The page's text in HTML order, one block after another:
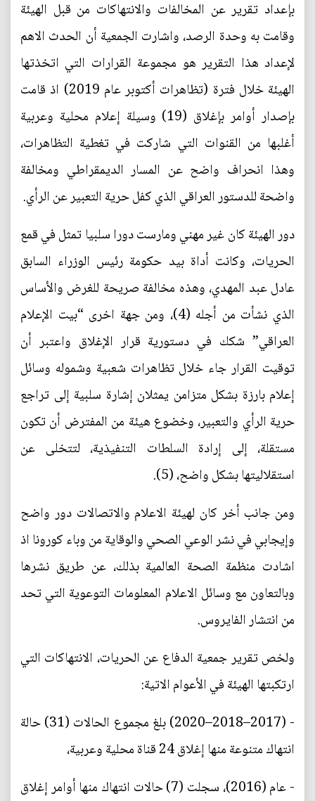
بإعداد تقرير عن المخالفات والانتهاكات من قبل الهيئة
وقامت به وحدة الرصد، واشارت الجمعية أن الحدث الاهم
لإعداد هذا التقرير هو مجموعة القرارات التي اتخذتها
الهيئة خلال فترة (تظاهرات أكتوبر عام 2019) اذ قامت
بإصدار أوامر بإغلاق (19) وسيلة إعلام محلية وعربية
أغلبها من القنوات التي شاركت في تغطية التظاهرات،
وهذا انحراف واضح عن المسار الديمقراطي ومخالفة
واضحة للدستور العراقي الذي كفل حرية التعبير عن الرأي.
دور الهيئة كان غير مهني ومارست دورا سلبيا تمثل في قمع
الحريات، وكانت أداة بيد حكومة رئيس الوزراء السابق
عادل عبد المهدي، وهذه مخالفة صريحة للغرض والأساس
الذي نشأت من أجله (4)، ومن جهة اخرى “بيت الإعلام
العراقي” شكك في دستورية قرار الإغلاق واعتبر أن
توقيت القرار جاء خلال تظاهرات شعبية وشموله وسائل
إعلام بارزة بشكل متزامن يمثلان إشارة سلبية إلى تراجع
حرية الرأي والتعبير، وخضوع هيئة من المفترض أن تكون
مستقلة، إلى إرادة السلطات التنفيذية، لتتخلى عن
استقلاليتها بشكل واضح، (5).
ومن جانب أخر كان لهيئة الاعلام والاتصالات دور واضح
وإيجابي في نشر الوعي الصحي والوقاية من وباء كورونا اذ
اشادت منظمة الصحة العالمية بذلك، عن طريق نشرها
وبالتعاون مع وسائل الاعلام المعلومات التوعوية التي تحد
من انتشار الفايروس.
ولخص تقرير جمعية الدفاع عن الحريات، الانتهاكات التي
ارتكبتها الهيئة في الأعوام الاتية:
- (2017–2018–2020) بلغ مجموع الحالات (31) حالة
انتهاك متنوعة منها إغلاق 24 قناة محلية وعربية،
- عام (2016)، سجلت (7) حالات انتهاك منها أوامر إغلاق